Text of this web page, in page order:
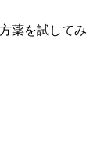
薬を試してみ